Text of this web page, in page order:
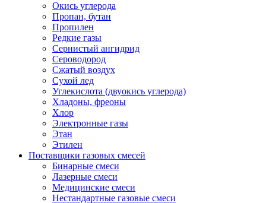
Окись углерода
Пропан, бутан
Пропилен
Редкие газы
Сернистый ангидрид
Сероводород
Сжатый воздух
Сухой лед
Углекислота (двуокись углерода)
Хладоны, фреоны
Хлор
Электронные газы
Этан
Этилен
Поставщики газовых смесей
Бинарные смеси
Лазерные смеси
Медицинские смеси
Нестандартные газовые смеси